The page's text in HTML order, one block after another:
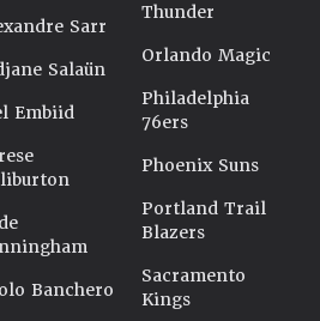
Sarr
Salaün
Embiid
Banchero
Thunder
Orlando Magic
Philadelphia
76ers
Phoenix Suns
Portland Trail
Blazers
Sacramento
Kings